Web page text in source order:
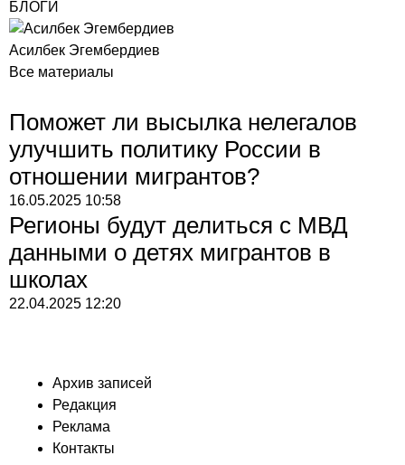
БЛОГИ
Асилбек Эгембердиев
Все материалы
Поможет ли высылка нелегалов
улучшить политику России в
отношении мигрантов?
16.05.2025 10:58
Регионы будут делиться с МВД
данными о детях мигрантов в
школах
22.04.2025 12:20
Архив записей
Редакция
Реклама
Контакты